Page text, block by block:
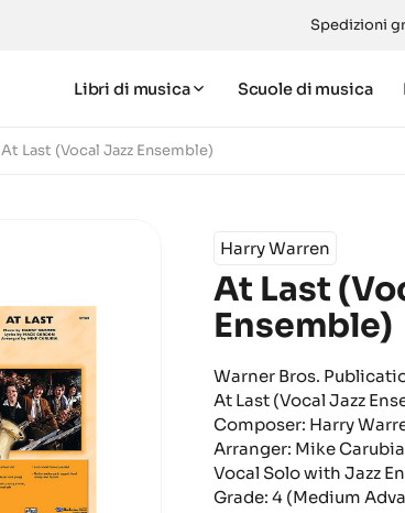
Spedizioni
Libri di musica Scuole di musica
At Last (Vocal Jazz Ensemble)
Harry Warren
At Last
Ensemble)
Warner Bros.
At Last (Vocal Jazz
Composer: Harry
Arranger: Mike Carubia
Vocal Solo with Jazz
Grade: 4 (Medium